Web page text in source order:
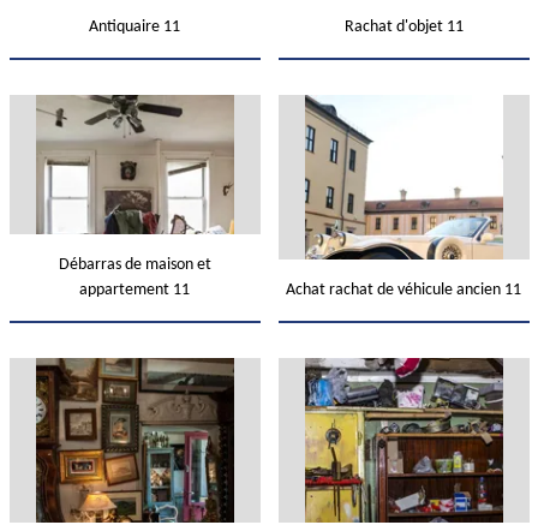
Antiquaire 11 Rachat d'objet 11
Débarras de maison et
appartement 11
Achat rachat de véhicule ancien 11